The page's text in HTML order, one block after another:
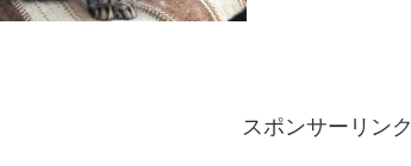
スポンサーリンク